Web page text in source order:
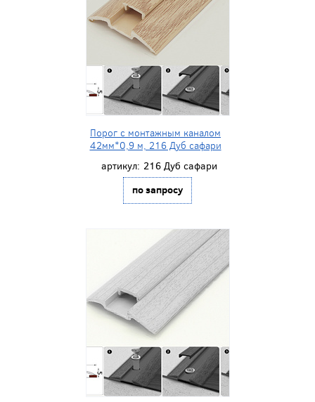
Порог с монтажным каналом
42мм*0,9 м, 216 Дуб сафари
артикул: 216 Дуб сафари
по запросу